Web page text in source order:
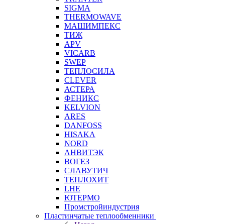
SIGMA
THERMOWAVE
МАШИМПЕКС
ТИЖ
APV
VICARB
SWEP
ТЕПЛОСИЛА
CLEVER
АСТЕРА
ФЕНИКС
KELVION
ARES
DANFOSS
HISAKA
NORD
АНВИТЭК
ВОГЕЗ
СЛАВУТИЧ
ТЕПЛОХИТ
LHE
ЮТЕРМО
Промстройиндустрия
Пластинчатые теплообменники